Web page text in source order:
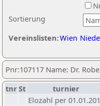
Sortierung
Vereinslisten:Wien
Pnr:107117 Name: Dr.
tnrSt turnier
Elozahl per